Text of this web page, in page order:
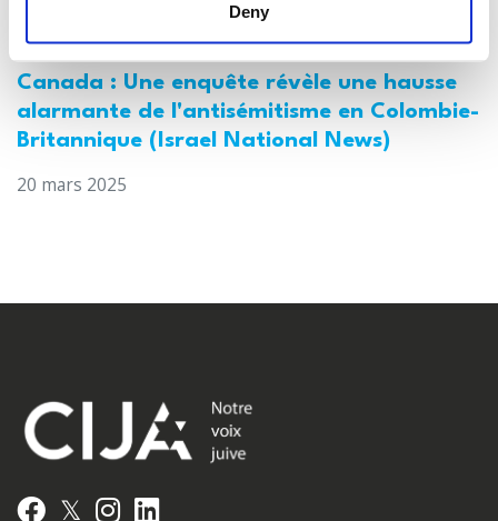
Deny
Canada : Une enquête révèle une hausse
alarmante de l'antisémitisme en Colombie-
Britannique (Israel National News)
20 mars 2025
Facebook
𝕏 Instagram